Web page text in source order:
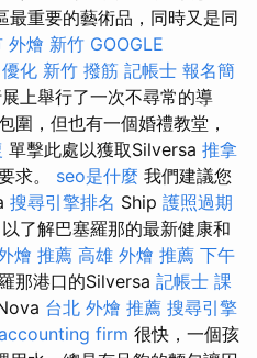
最重要的藝術品，同時又是同
外燴 新竹 GOOGLE
化 新竹 撥筋 記帳士 報名簡
上舉行了一次不尋常的導
圍，但也有一個婚禮教堂，
單擊此處以獲取Silversa 推拿
求。 seo是什麼 我們建議您
搜尋引擎排名 Ship 護照過期
了解巴塞羅那的最新健康和
燴 推薦 高雄 外燴 推薦 下午
那港口的Silversa 記帳士 課
台北 外燴 推薦 搜尋引擎
firm 很快，一個孩